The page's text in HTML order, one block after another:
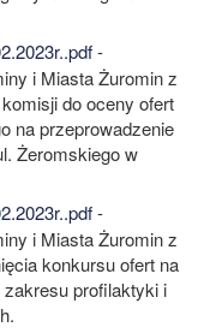
-
i Miasta Żuromin z
do oceny ofert
na przeprowadzenie
Żeromskiego w
-
i Miasta Żuromin z
konkursu ofert na
profilaktyki i